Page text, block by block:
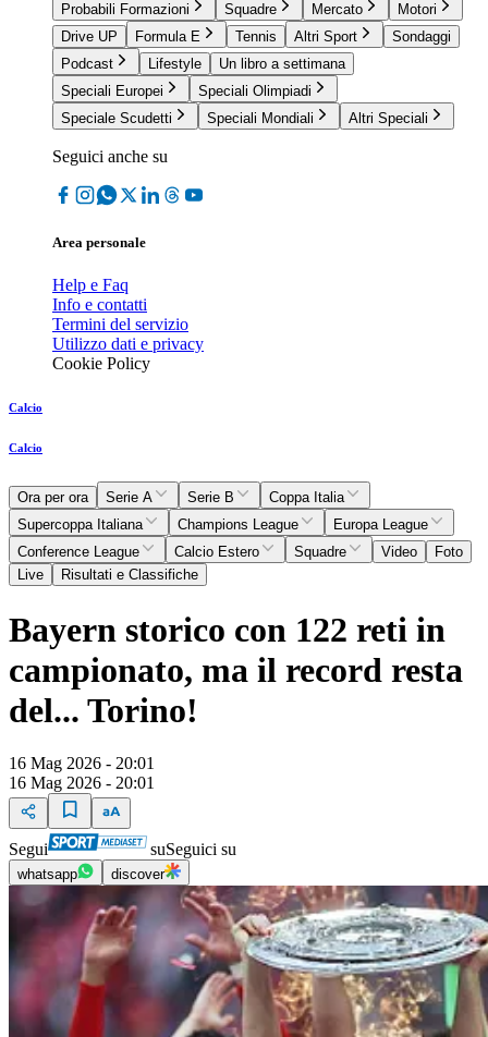
Probabili Formazioni
Squadre Mercato
Motori
Drive UP
Formula E Tennis Altri Sport
Sondaggi
Podcast
Lifestyle
Un libro a settimana
Speciali Europei
Speciali Olimpiadi
Speciale Scudetti
Speciali Mondiali Altri Speciali
Seguici anche su
Area personale
Help e Faq
Info e contatti
Termini del servizio
Utilizzo dati e privacy
Cookie Policy
Calcio
Calcio
Ora per ora Serie A Serie B
Coppa Italia
Supercoppa Italiana
Champions League
Europa League
Conference League
Calcio Estero Squadre Video
Foto
Live
Risultati e Classifiche
Bayern storico con 122 reti in
campionato, ma il record resta
del... Torino!
16 Mag 2026 - 20:01
16 Mag 2026 - 20:01
Segui suSeguici su
whatsapp discover